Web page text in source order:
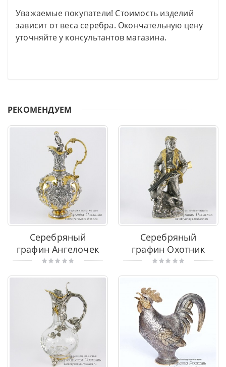
Уважаемые покупатели! Стоимость изделий
зависит от веса серебра. Окончательную цену
уточняйте у консультантов магазина.
РЕКОМЕНДУЕМ
Серебряный
графин Ангелочек
Серебряный
графин Охотник